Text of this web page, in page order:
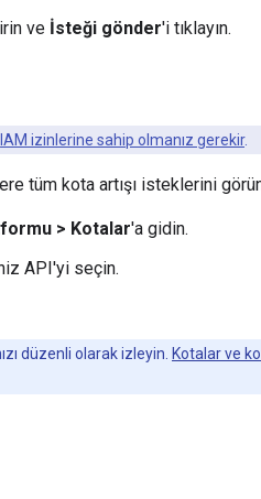
ve İsteği gönder'i tıklayın.
IAM izinlerine sahip olmanız gerekir.
tüm kota artışı isteklerini
> Kotalar'a gidin.
API'yi seçin.
düzenli olarak izleyin. Kotalar ve